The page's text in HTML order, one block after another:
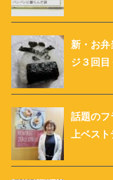
新・お
ジ３回
話題の
上ベス